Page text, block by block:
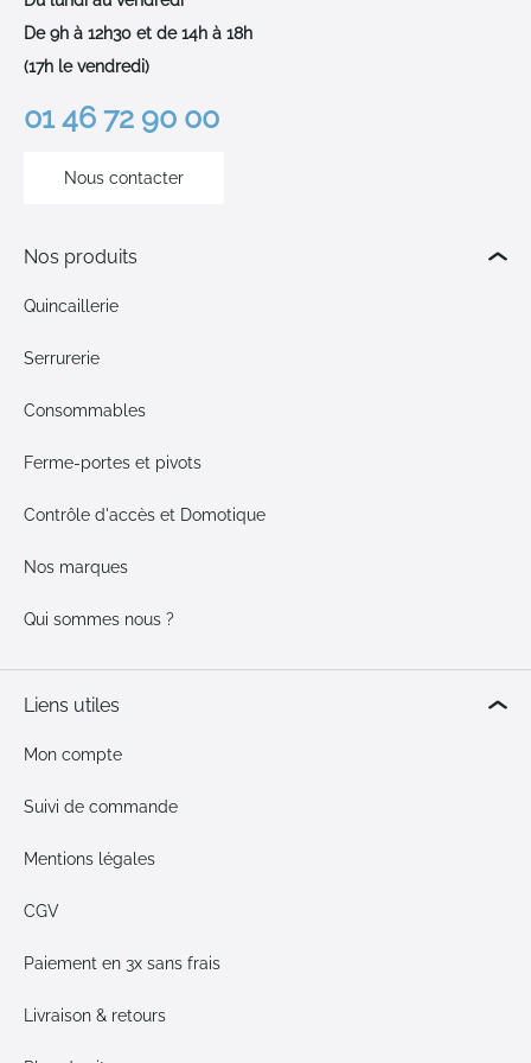
De 9h à 12h30 et de 14h à 18h
(17h le vendredi)
01 46 72 90 00
Nous contacter
Nos produits
Quincaillerie
Serrurerie
Consommables
Ferme-portes et pivots
Contrôle d'accès et Domotique
Nos marques
Qui sommes nous ?
Liens utiles
Mon compte
Suivi de commande
Mentions légales
CGV
Paiement en 3x sans frais
Livraison & retours